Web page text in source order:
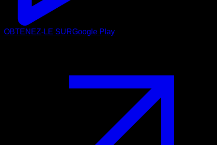
OBTENEZ-LE SURGoogle Play